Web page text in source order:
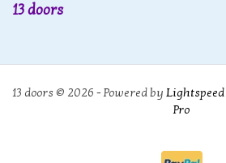
13 doors
13 doors © 2026 - Powered by Lightspeed
Pro